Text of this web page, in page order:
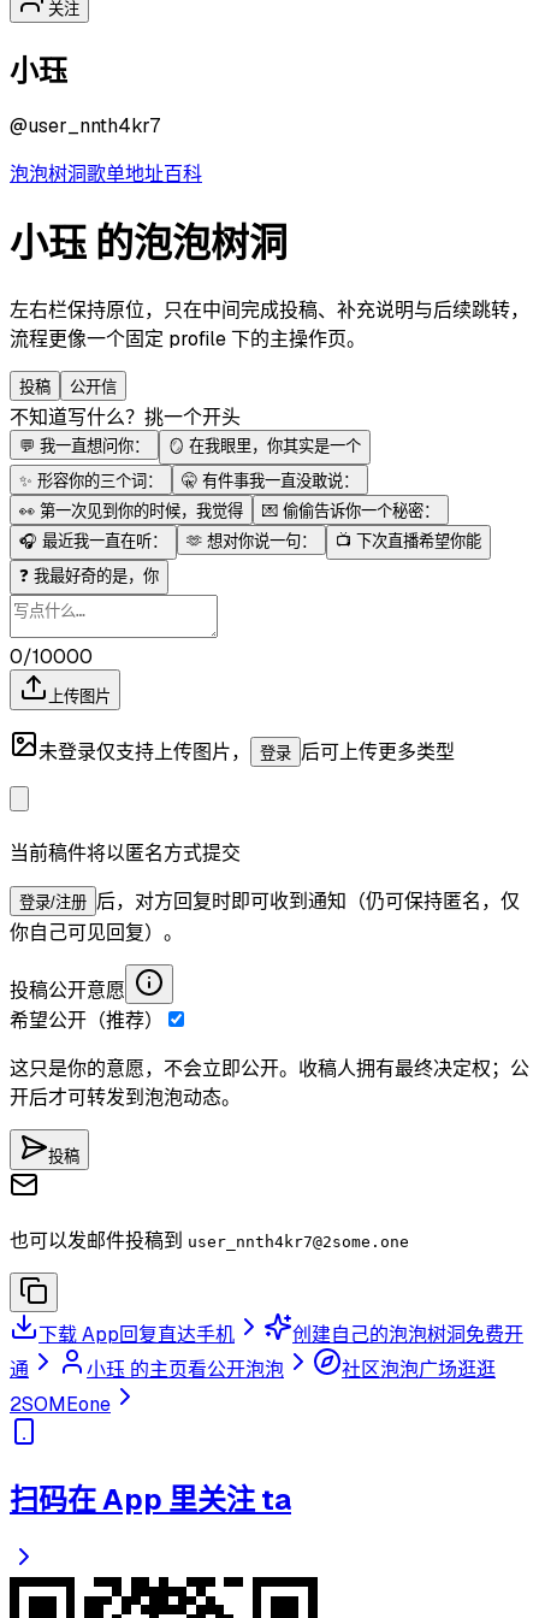
关注
小珏
@user_nnth4kr7
泡泡树洞歌单地址百科
小珏 的泡泡树洞
左右栏保持原位，只在中间完成投稿、补充说明与后续跳转，
流程更像一个固定 profile 下的主操作页。
投稿 公开信
不知道写什么？挑一个开头
💬 我一直想问你： 🪞 在我眼里，你其实是一个
✨ 形容你的三个词： 🤫 有件事我一直没敢说：
👀 第一次见到你的时候，我觉得 💌 偷偷告诉你一个秘密：
🎧 最近我一直在听： 🫶 想对你说一句： 📺 下次直播希望你能
❓ 我最好奇的是，你
0/10000
上传图片
未登录仅支持上传图片， 登录 后可上传更多类型
当前稿件将以匿名方式提交
登录/注册 后，对方回复时即可收到通知（仍可保持匿名，仅
你自己可见回复）。
投稿公开意愿
希望公开（推荐）
这只是你的意愿，不会立即公开。收稿人拥有最终决定权；公
开后才可转发到泡泡动态。
投稿
也可以发邮件投稿到 user_nnth4kr7@2some.one
下载 App回复直达手机 创建自己的泡泡树洞免费开
通
小珏 的主页看公开泡泡 社区泡泡广场逛逛
2SOMEone
扫码在 App 里关注 ta